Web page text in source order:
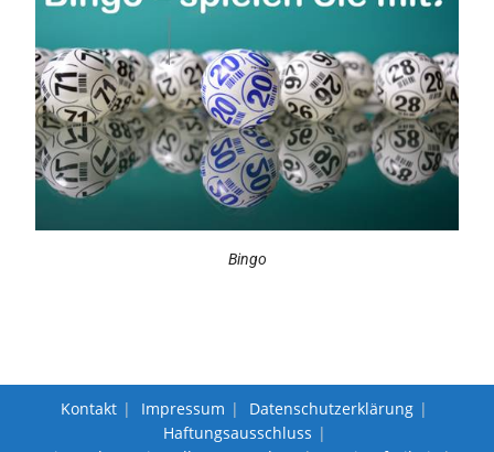
Bingo
Kontakt Impressum
Datenschutzerklärung
Haftungsausschluss